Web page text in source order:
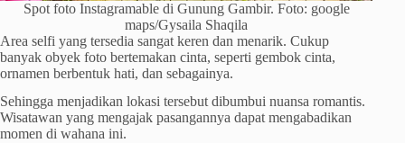
Spot foto Instagramable di Gunung Gambir. Foto: google
maps/Gysaila Shaqila
Area selfi yang tersedia sangat keren dan menarik. Cukup
banyak obyek foto bertemakan cinta, seperti gembok cinta,
ornamen berbentuk hati, dan sebagainya.
Sehingga menjadikan lokasi tersebut dibumbui nuansa romantis.
Wisatawan yang mengajak pasangannya dapat mengabadikan
momen di wahana ini.